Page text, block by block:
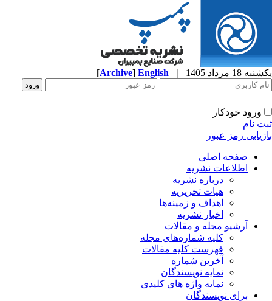
18 مرداد 1405 |
English
[Archive]
ورود خودکار
نام
رمز عبور
صفحه اصلی
اطلاعات نشریه
درباره نشریه
هیات تحریریه
اهداف و زمینه‌ها
اخبار نشریه
آرشیو مجله و مقالات
کلیه شماره‌های مجله
فهرست کلیه مقالات
آخرین شماره
نمایه نویسندگان
نمایه واژه های کلیدی
برای نویسندگان